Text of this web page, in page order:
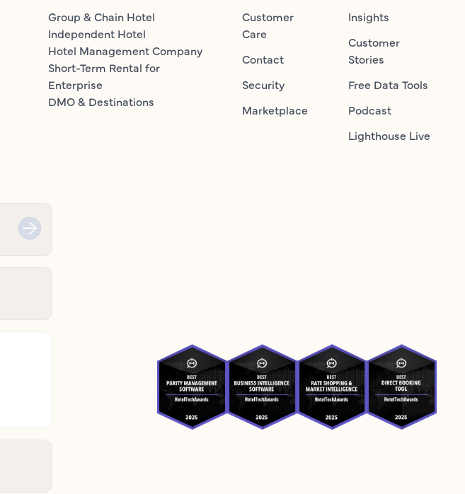
Group & Chain Hotel
Independent Hotel
Hotel Management Company
Short-Term Rental for
Enterprise
DMO & Destinations
Customer
Care
Contact
Security
Marketplace
Insights
Customer
Stories
Free Data Tools
Podcast
Lighthouse Live